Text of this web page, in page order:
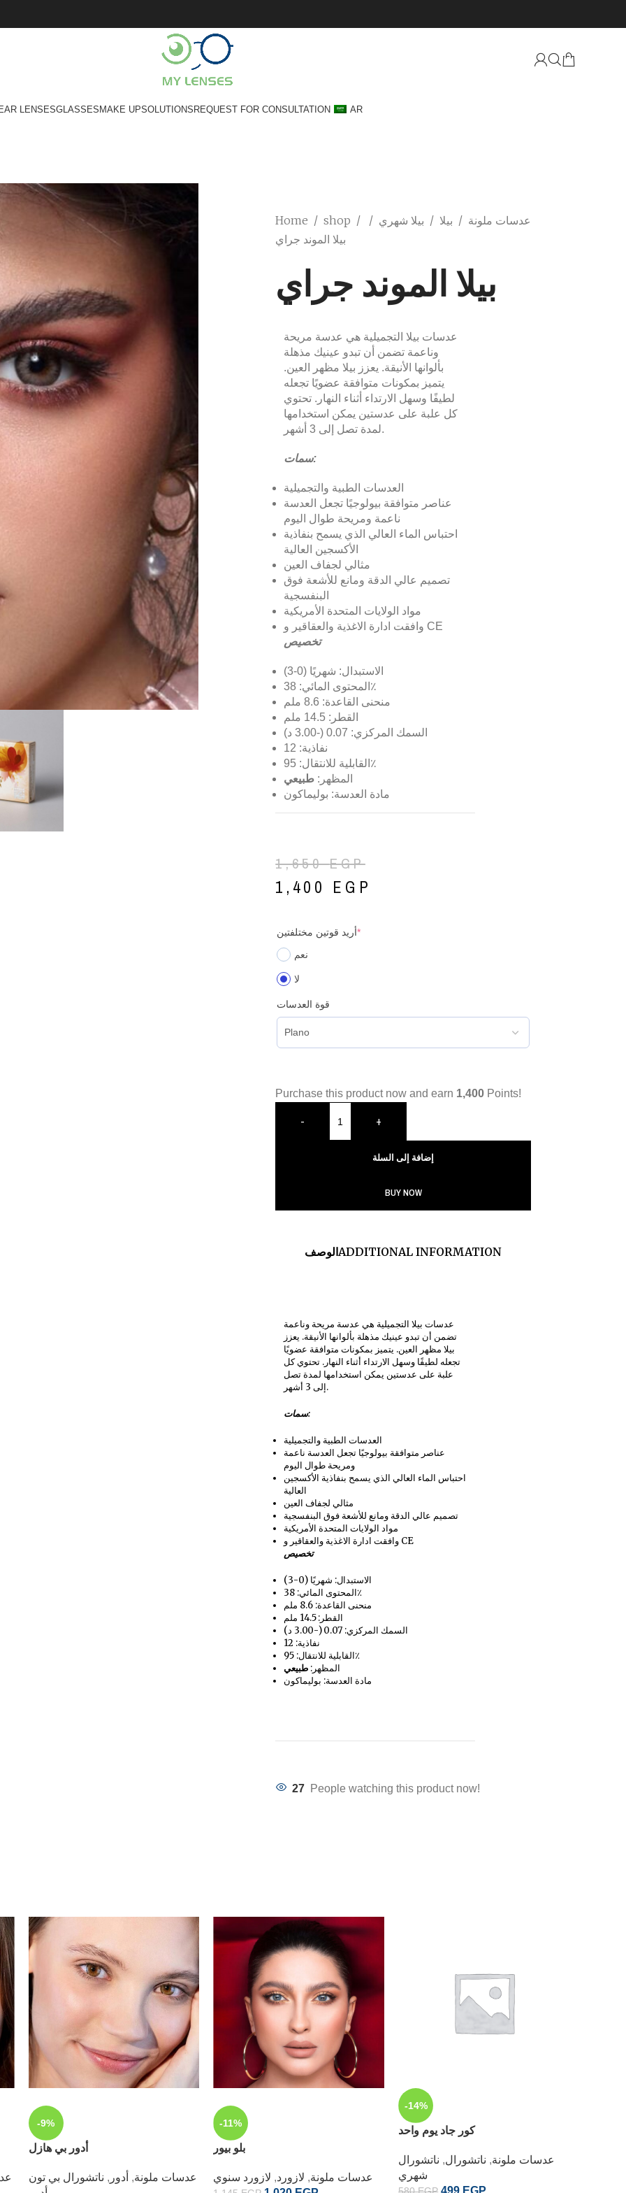
LENSESGLASSESMAKE UPSOLUTIONSREQUEST FOR CONSULTATION AR
Home / shop / عدسات ملونة / بيلا / بيلا شهري /
بيلا الموند جراي
بيلا الموند جراي
عدسات بيلا التجميلية هي عدسة مريحة
وناعمة تضمن أن تبدو عينيك مذهلة
بألوانها الأنيقة. يعزز بيلا مظهر العين.
يتميز بمكونات متوافقة عضويًا تجعله
لطيفًا وسهل الارتداء أثناء النهار. تحتوي
كل علبة على عدستين يمكن استخدامها
لمدة تصل إلى 3 أشهر.
سمات:
العدسات الطبية والتجميلية
عناصر متوافقة بيولوجيًا تجعل العدسة
ناعمة ومريحة طوال اليوم
احتباس الماء العالي الذي يسمح بنفاذية
الأكسجين العالية
مثالي لجفاف العين
تصميم عالي الدقة ومانع للأشعة فوق
البنفسجية
مواد الولايات المتحدة الأمريكية
وافقت ادارة الاغذية والعقاقير و CE
تخصيص
الاستبدال: شهريًا (0-3)
المحتوى المائي: 38٪
منحنى القاعدة: 8.6 ملم
القطر: 14.5 ملم
السمك المركزي: 0.07 (-3.00 د)
نفاذية: 12
القابلية للانتقال: 95٪
المظهر : طبيعي
مادة العدسة: بوليماكون
1,650EGP
1,400 EGP
أريد قوتين مختلفتين*
نعم
لا
قوة العدسات
Purchase this product now and earn 1,400 Points!
- +
إضافة إلى السلة
BUY NOW
الوصفADDITIONAL INFORMATION
عدسات بيلا التجميلية هي عدسة مريحة وناعمة
تضمن أن تبدو عينيك مذهلة بألوانها الأنيقة. يعزز
بيلا مظهر العين. يتميز بمكونات متوافقة عضويًا
تجعله لطيفًا وسهل الارتداء أثناء النهار. تحتوي كل
علبة على عدستين يمكن استخدامها لمدة تصل
إلى 3 أشهر.
سمات:
العدسات الطبية والتجميلية
عناصر متوافقة بيولوجيًا تجعل العدسة ناعمة
ومريحة طوال اليوم
احتباس الماء العالي الذي يسمح بنفاذية الأكسجين
العالية
مثالي لجفاف العين
تصميم عالي الدقة ومانع للأشعة فوق البنفسجية
مواد الولايات المتحدة الأمريكية
وافقت ادارة الاغذية والعقاقير و CE
تخصيص
الاستبدال: شهريًا (0-3)
المحتوى المائي: 38٪
منحنى القاعدة: 8.6 ملم
القطر: 14.5 ملم
السمك المركزي: 0.07 (-3.00 د)
نفاذية: 12
القابلية للانتقال: 95٪
المظهر : طبيعي
مادة العدسة: بوليماكون
27 People watching this product now!
-9%
أدور بي هازل
عدسات ملونة, أدور , ناتشورال بي تون
-11%
بلو بيور
عدسات ملونة, لازورد, لازورد سنوي
-14%
كور جاد يوم واحد
عدسات ملونة, ناتشورال, ناتشورال
شهري
580EGP 499 EGP